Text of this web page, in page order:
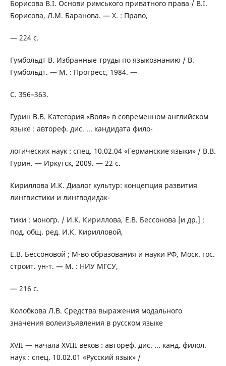
Борисова В.І. Основи римського приватного права / В.І.
Борисова, Л.М. Баранова. — Х. : Право,
— 224 с.
Гумбольдт В. Избранные труды по языкознанию / В.
Гумбольдт. — М. : Прогресс, 1984. —
С. 356–363.
Гурин В.В. Категория «Воля» в современном английском
языке : автореф. дис. ... кандидата фило-
логических наук : спец. 10.02.04 «Германские языки» / В.В.
Гурин. — Иркутск, 2009. — 22 с.
Кириллова И.К. Диалог культур: концепция развития
лингвистики и лингводидак-
тики : моногр. / И.К. Кириллова, Е.В. Бессонова [и др.] ;
под. общ. ред. И.К. Кирилловой,
Е.В. Бессоновой ; М-во образования и науки РФ, Моск. гос.
строит. ун-т. — М. : НИУ МГСУ,
— 216 с.
Колобкова Л.В. Средства выражения модального
значения волеизъявления в русском языке
XVII — начала XVIII веков : автореф. дис. ... канд. филол.
наук : спец. 10.02.01 «Русский язык» /